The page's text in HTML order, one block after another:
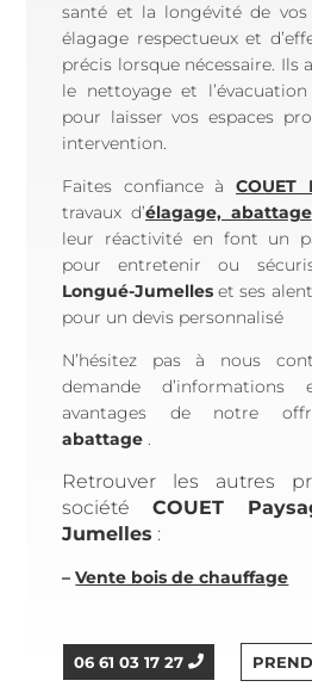
santé et la longévité de
élagage respectueux et
précis lorsque nécessaire. Ils
le nettoyage et
pour laisser vos espaces
intervention.
Faites confiance à
COUET
travaux d’élagage, abattage
leur réactivité en font un
pour entretenir ou
Longué-Jumelles et ses
pour un devis personnalisé
N’hésitez pas à nous
demande d’informations
avantages de notre
abattage .
Retrouver les autres
société
COUET
Jumelles :
–Vente bois de chauffage
06 61 03 17 27